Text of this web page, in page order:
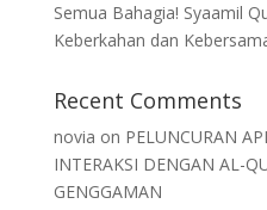
Semua Bahagia! Syaamil
Keberkahan dan
Recent Comments
novia on PELUNCURAN
INTERAKSI DENGAN AL-
GENGGAMAN